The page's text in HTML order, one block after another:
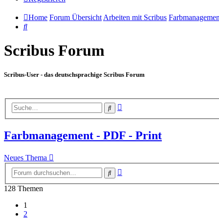
Home Forum Übersicht Arbeiten mit Scribus
Suche
Scribus Forum
Scribus-User - das deutschsprachige Scribus Forum
Suche
Farbmanagement - PDF - Print
Neues Thema
Suche
128 Themen
1
2